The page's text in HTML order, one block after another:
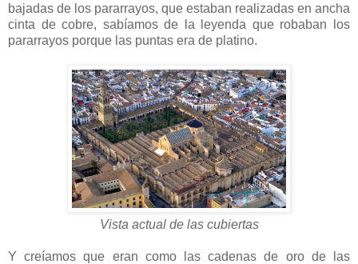
bajadas de los pararrayos, que estaban realizadas en ancha
cinta de cobre, sabíamos de la leyenda que robaban los
pararrayos porque las puntas era de platino.
Vista actual de las cubiertas
Y creíamos que eran como las cadenas de oro de las